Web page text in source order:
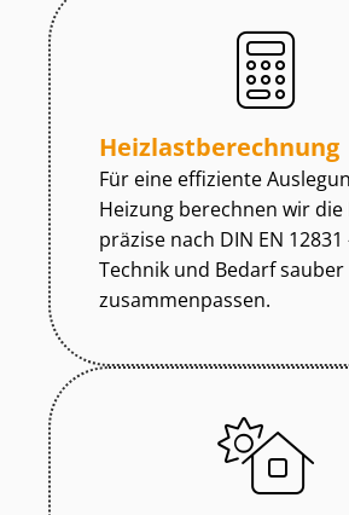
Heiz­last­be­rech­nung
Für eine effiziente
Heizung berechnen wir die
präzise nach DIN EN
Technik und Bedarf sauber
zusammenpassen.